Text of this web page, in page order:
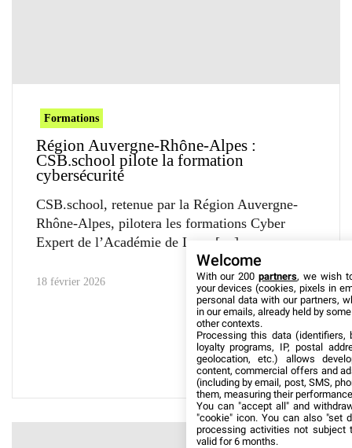
Formations
Région Auvergne-Rhône-Alpes :
CSB.school pilote la formation
cybersécurité
CSB.school, retenue par la Région Auvergne-
Rhône-Alpes, pilotera les formations Cyber
Expert de l’Académie de Lyon
18 février 2026
Welcome
With our 200partners, we wish
your devices (cookies, pixels in
personal data with our partners,
in our emails, already held by
other contexts.
Processing this data (identifiers,
loyalty programs, IP, postal
geolocation, etc.) allows
content, commercial offers and
(including by email, post, SMS,
them, measuring their
You can "accept all" and
"cookie" icon. You can also "set
processing activities not subject
valid for 6 months.